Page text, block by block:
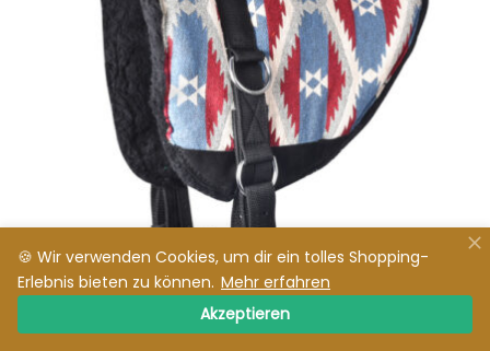
🍪 Wir verwenden Cookies, um dir ein tolles Shopping-
Erlebnis bieten zu können. Mehr erfahren
Akzeptieren